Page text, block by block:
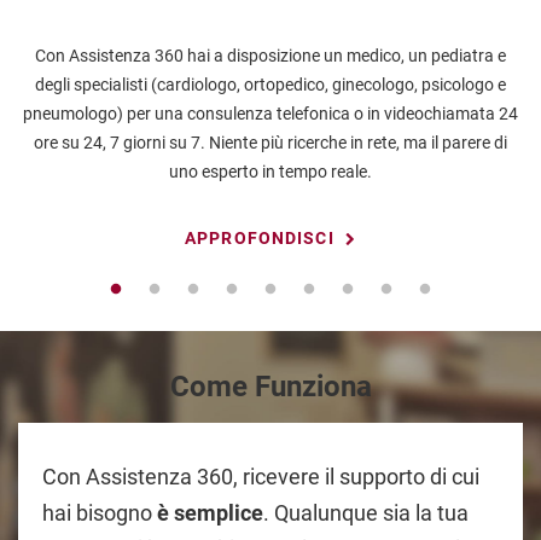
Con Assistenza 360 hai a disposizione un medico, un pediatra e
degli specialisti (cardiologo, ortopedico, ginecologo, psicologo e
pneumologo) per una consulenza telefonica o in videochiamata 24
ore su 24, 7 giorni su 7. Niente più ricerche in rete, ma il parere di
uno esperto in tempo reale.
APPROFONDISCI
Come Funziona
Con Assistenza 360, ricevere il supporto di cui
hai bisogno è semplice. Qualunque sia la tua